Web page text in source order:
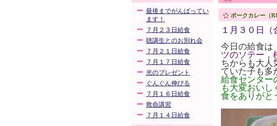
最後までがんばってい
ます！
７月２３日給食
聴講生とのお別れ会
７月２１日給食
７月１７日給食
光のプレゼント
ぐんぐん伸びる
７月１６日給食
救命講習
７月１４日給食
ポークカレー（
１月３０日（
今日の給食は
ツのソテー，
ちからも大人
ていた子も多
給食センター
も大変おいし
食をありがと